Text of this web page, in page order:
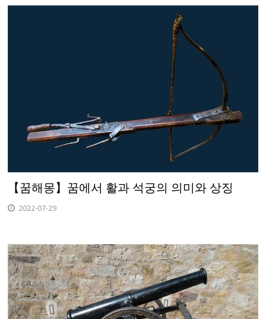
【꿈해몽】꿈에서 활과 석궁의 의미와 상징
2022-07-29